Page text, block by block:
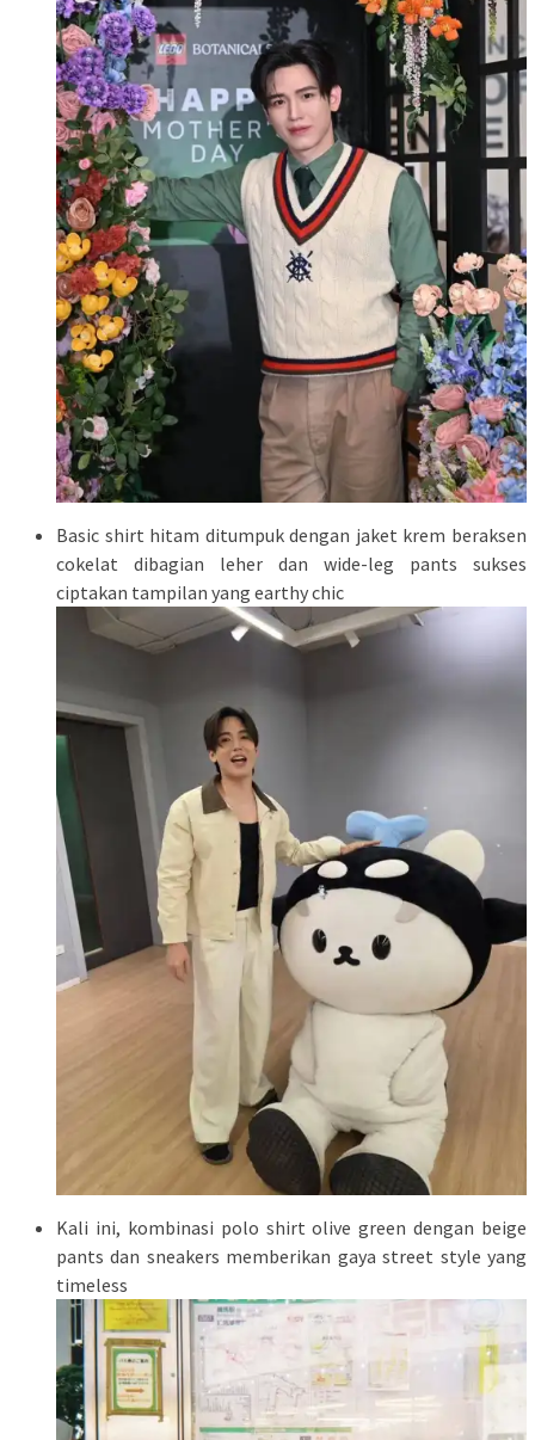
Basic shirt hitam ditumpuk dengan jaket krem beraksen
cokelat dibagian leher dan wide-leg pants sukses
ciptakan tampilan yang earthy chic
Kali ini, kombinasi polo shirt olive green dengan beige
pants dan sneakers memberikan gaya street style yang
timeless